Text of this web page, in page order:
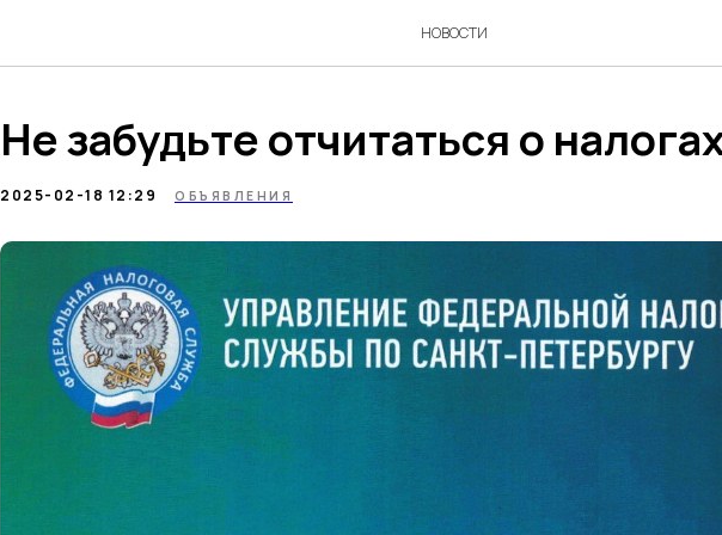
НОВОСТИ
Не забудьте отчитаться о
2025-02-18 12:29 ОБЪЯВЛЕНИЯ